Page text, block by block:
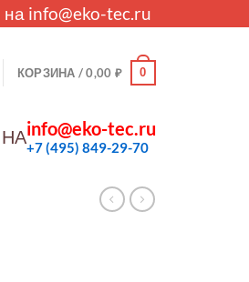
на info@eko-tec.ru
КОРЗИНА /0,00 ₽ 0
info@eko-tec.ru
+7 (495) 849-29-70